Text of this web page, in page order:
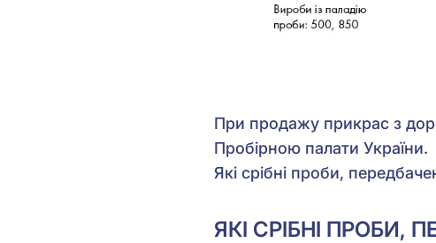
При продажу прикрас з
Пробірною палати України.
Які срібні проби,
ЯКІ СРІБНІ ПРОБИ,